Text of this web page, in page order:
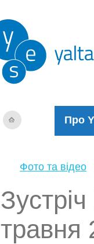
Про
Фото та відео
травня